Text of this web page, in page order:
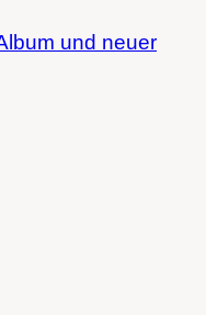
und neuer